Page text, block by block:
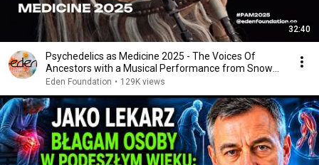
32:40
Psychedelics as Medicine 2025 - The Voices Of
Ancestors with a Musical Performance from Snow
Raven
Eden Foundation • 129K views